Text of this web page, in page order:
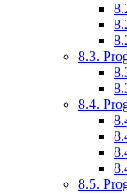
8.3.
8.4.
8.5.